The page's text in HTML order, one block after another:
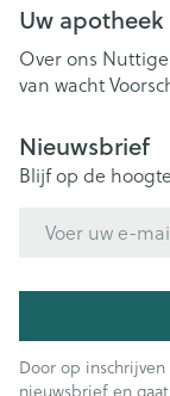
Uw apotheek
Over ons
van wacht
Nieuwsbrief
Blijf op de
Door op
nieuwsbrief en